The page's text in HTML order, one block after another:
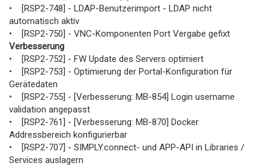
• [RSP2-748] - LDAP-Benutzerimport - LDAP nicht
automatisch aktiv
• [RSP2-750] - VNC-Komponenten Port Vergabe gefixt
Verbesserung
• [RSP2-752] - FW Update des Servers optimiert
• [RSP2-753] - Optimierung der Portal-Konfiguration für
Gerätedaten
• [RSP2-755] - [Verbesserung: MB-854] Login username
validation angepasst
• [RSP2-761] - [Verbesserung: MB-870] Docker
Addressbereich konfigurierbar
• [RSP2-707] - SIMPLY.connect- und APP-API in Libraries /
Services auslagern